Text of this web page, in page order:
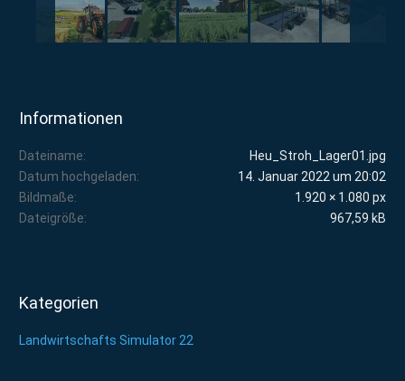
Informationen
Dateiname
Heu_Stroh_Lager01.jpg
Datum hochgeladen
14. Januar 2022 um 20:02
Bildmaße
1.920 × 1.080 px
Dateigröße
967,59 kB
Kategorien
Landwirtschafts Simulator 22